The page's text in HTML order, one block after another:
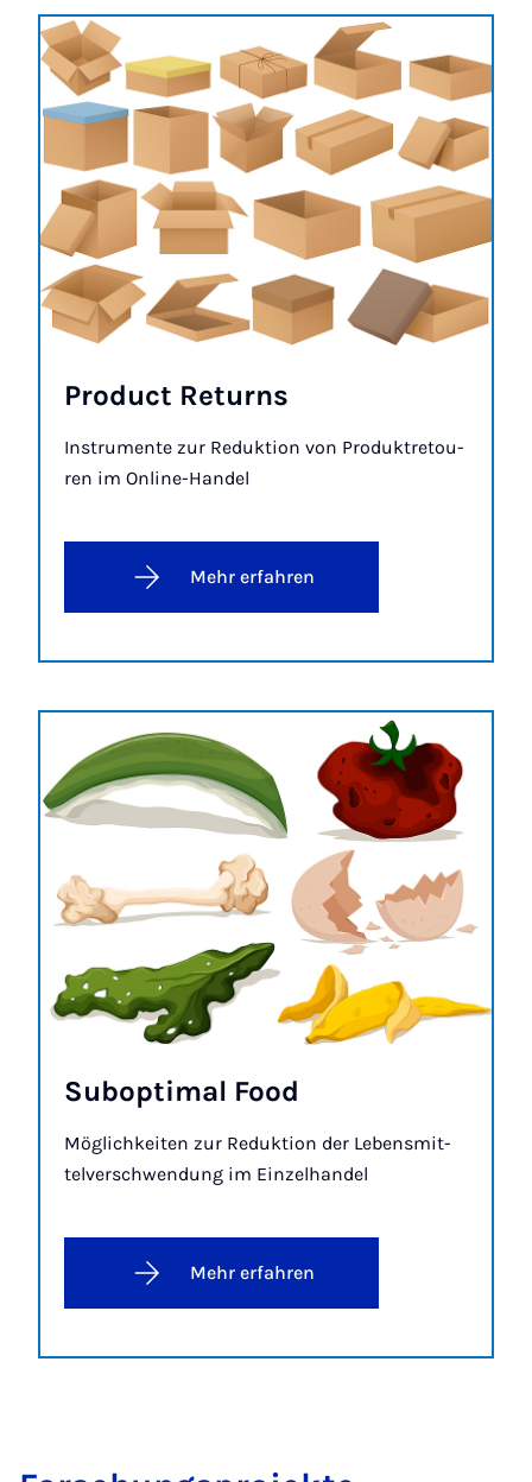
Pro­­duct Re­turns
In­stru­men­te zur Re­duk­ti­on von Pro­duk­tre­tou­
ren im On­line-Han­del
Mehr erfahren
Sub­­op­ti­­mal Food
Mög­lich­kei­ten zur Re­duk­ti­on der Le­bens­mit­
tel­ver­schwen­dung im Ein­zel­han­del
Mehr erfahren